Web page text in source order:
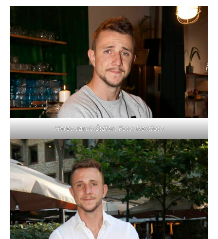
Herec Jakub Štáfek. Foto: Nextfoto